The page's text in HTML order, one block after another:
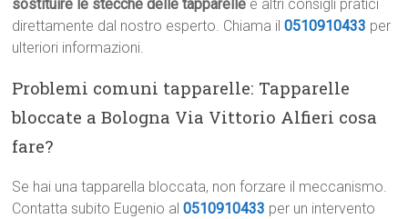
sostituire le stecche delle tapparelle e altri consigli pratici
direttamente dal nostro esperto. Chiama il0510910433 per
ulteriori informazioni.
Problemi comuni tapparelle: Tapparelle
bloccate a Bologna Via Vittorio Alfieri cosa
fare?
Se hai una tapparella bloccata, non forzare il meccanismo.
Contatta subito Eugenio al0510910433 per un intervento